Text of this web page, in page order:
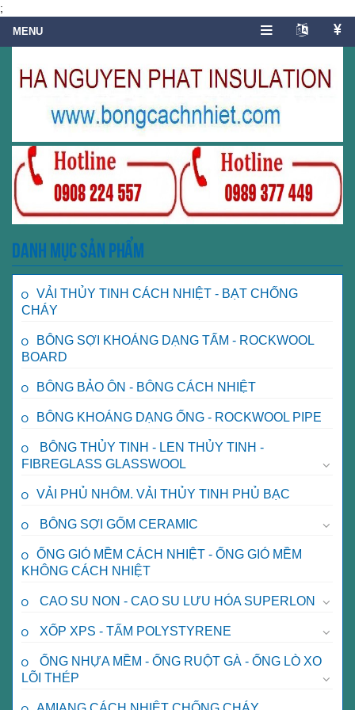
;
Danh mục sản phẩm
VẢI THỦY TINH CÁCH NHIỆT - BẠT CHỐNG
CHÁY
BÔNG SỢI KHOÁNG DẠNG TẤM - ROCKWOOL
BOARD
BÔNG BẢO ÔN - BÔNG CÁCH NHIỆT
BÔNG KHOÁNG DẠNG ỐNG - ROCKWOOL PIPE
BÔNG THỦY TINH - LEN THỦY TINH -
FIBREGLASS GLASSWOOL
VẢI PHỦ NHÔM. VẢI THỦY TINH PHỦ BẠC
BÔNG SỢI GỐM CERAMIC
ỐNG GIÓ MỀM CÁCH NHIỆT - ỐNG GIÓ MỀM
KHÔNG CÁCH NHIỆT
CAO SU NON - CAO SU LƯU HÓA SUPERLON
XỐP XPS - TẤM POLYSTYRENE
ỐNG NHỰA MỀM - ỐNG RUỘT GÀ - ỐNG LÒ XO
LÕI THÉP